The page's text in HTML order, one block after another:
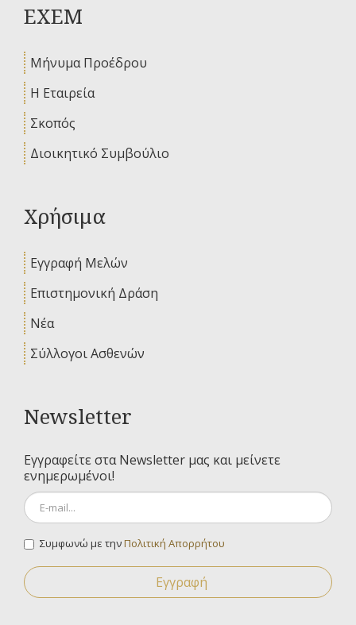
ΕΧΕΜ
Μήνυμα Προέδρου
Η Εταιρεία
Σκοπός
Διοικητικό Συμβούλιο
Χρήσιμα
Εγγραφή Μελών
Επιστημονική Δράση
Νέα
Σύλλογοι Ασθενών
Newsletter
Εγγραφείτε στα Newsletter μας και μείνετε
ενημερωμένοι!
Συμφωνώ με τηνΠολιτική Απορρήτου
Εγγραφή